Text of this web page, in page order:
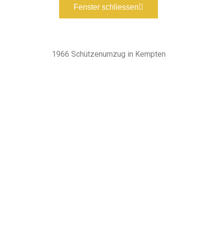
Fenster schliessen
1966 Schützenumzug in Kempten